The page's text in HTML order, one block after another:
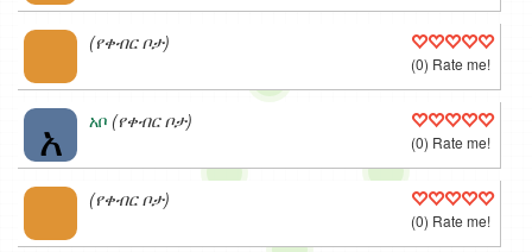
(የቀብር ቦታ)
(0) Rate me!
አ አቦ (የቀብር ቦታ)
(0) Rate me!
(የቀብር ቦታ)
(0) Rate me!